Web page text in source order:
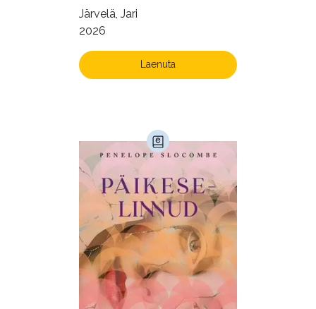
Järvelä, Jari
2026
Laenuta